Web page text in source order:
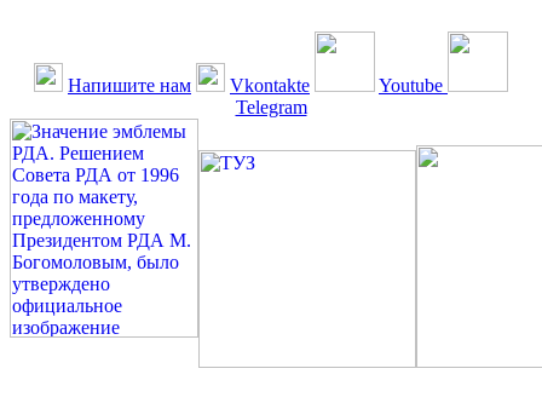
Напишите нам Vkontakte
Youtube
Telegram